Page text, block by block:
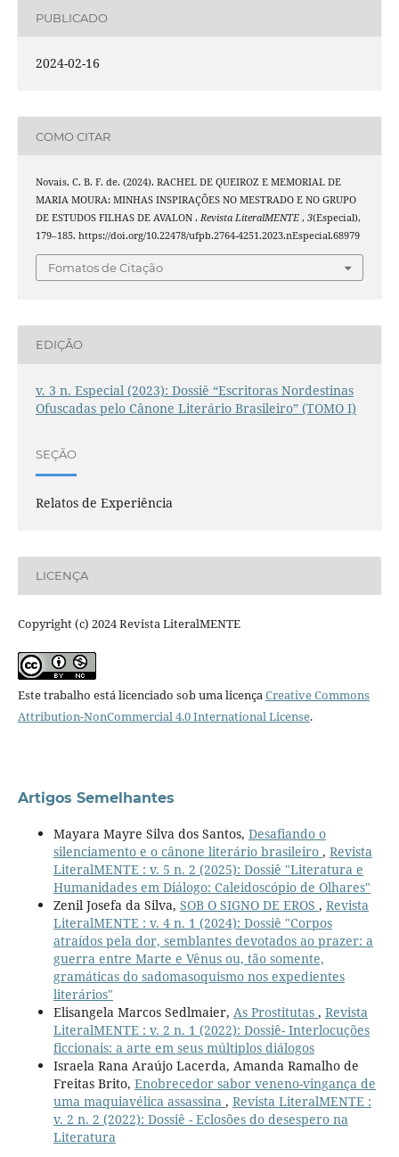
PUBLICADO
2024-02-16
COMO CITAR
Novais, C. B. F. de. (2024). RACHEL DE QUEIROZ E MEMORIAL DE
MARIA MOURA: MINHAS INSPIRAÇÕES NO MESTRADO E NO GRUPO
DE ESTUDOS FILHAS DE AVALON . Revista LiteralMENTE , 3(Especial),
179–185. https://doi.org/10.22478/ufpb.2764-4251.2023.nEspecial.68979
Fomatos de Citação
EDIÇÃO
v. 3 n. Especial (2023): Dossiê “Escritoras Nordestinas
Ofuscadas pelo Cânone Literário Brasileiro” (TOMO I)
SEÇÃO
Relatos de Experiência
LICENÇA
Copyright (c) 2024 Revista LiteralMENTE
Este trabalho está licenciado sob uma licençaCreative Commons
Attribution-NonCommercial 4.0 International License.
Artigos Semelhantes
Mayara Mayre Silva dos Santos, Desafiando o
silenciamento e o cânone literário brasileiro , Revista
LiteralMENTE : v. 5 n. 2 (2025): Dossiê "Literatura e
Humanidades em Diálogo: Caleidoscópio de Olhares"
Zenil Josefa da Silva, SOB O SIGNO DE EROS , Revista
LiteralMENTE : v. 4 n. 1 (2024): Dossiê "Corpos
atraídos pela dor, semblantes devotados ao prazer: a
guerra entre Marte e Vênus ou, tão somente,
gramáticas do sadomasoquismo nos expedientes
literários"
Elisangela Marcos Sedlmaier, As Prostitutas , Revista
LiteralMENTE : v. 2 n. 1 (2022): Dossiê- Interlocuções
ficcionais: a arte em seus múltiplos diálogos
Israela Rana Araújo Lacerda, Amanda Ramalho de
Freitas Brito, Enobrecedor sabor veneno-vingança de
uma maquiavélica assassina , Revista LiteralMENTE :
v. 2 n. 2 (2022): Dossiê - Eclosões do desespero na
Literatura